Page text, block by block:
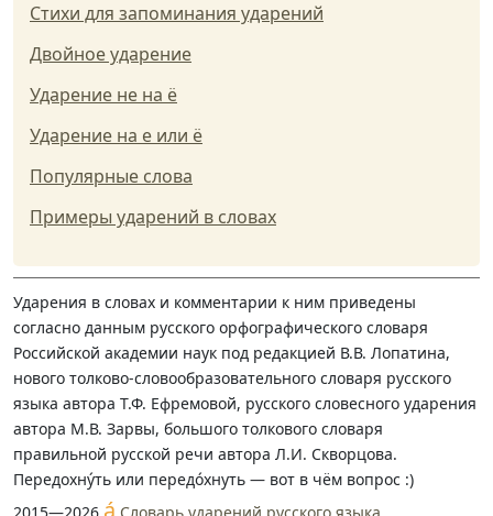
Стихи для запоминания ударений
Двойное ударение
Ударение не на ё
Ударение на е или ё
Популярные слова
Примеры ударений в словах
Ударения в словах и комментарии к ним приведены
согласно данным русского орфографического словаря
Российской академии наук под редакцией В.В. Лопатина,
нового толково-словообразовательного словаря русского
языка автора Т.Ф. Ефремовой, русского словесного ударения
автора М.В. Зарвы, большого толкового словаря
правильной русской речи автора Л.И. Скворцова.
Передохну́ть или передо́хнуть — вот в чём вопрос :)
á